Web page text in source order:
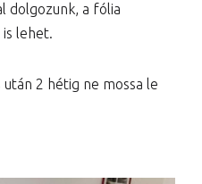
dolgozunk, a fólia
is lehet.
2 hétig ne mossa le